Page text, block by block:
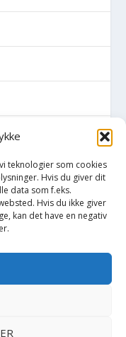
teknologier som cookies
Hvis du giver dit
data som f.eks.
Hvis du ikke giver
kan det have en negativ